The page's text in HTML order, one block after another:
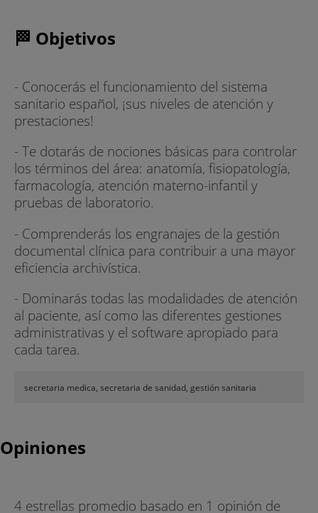
🏁 Objetivos
- Conocerás el funcionamiento del sistema
sanitario español, ¡sus niveles de atención y
prestaciones!
- Te dotarás de nociones básicas para controlar
los términos del área: anatomía, fisiopatología,
farmacología, atención materno-infantil y
pruebas de laboratorio.
- Comprenderás los engranajes de la gestión
documental clínica para contribuir a una mayor
eficiencia archivística.
- Dominarás todas las modalidades de atención
al paciente, así como las diferentes gestiones
administrativas y el software apropiado para
cada tarea.
secretaria medica, secretaria de sanidad, gestión sanitaria
Opiniones
4 estrellas promedio basado en 1 opinión de